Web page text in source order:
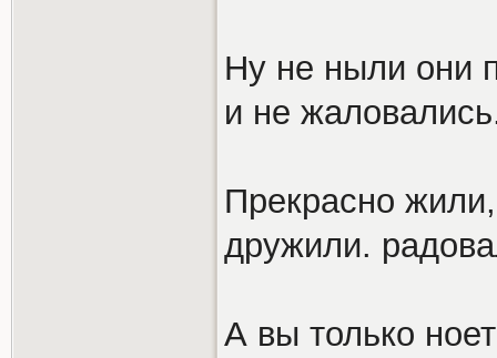
Ну не ныли они
и не
Прекрасно
дружили.
А вы только